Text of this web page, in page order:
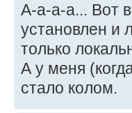
А-а-а-а... Вот
установлен и
только
А у меня
стало колом.